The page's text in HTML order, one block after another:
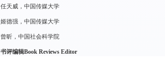
任天威，中国传媒大学
姬德强，中国传媒大学
曾昕，中国社会科学院
书评编辑Book Reviews Editor